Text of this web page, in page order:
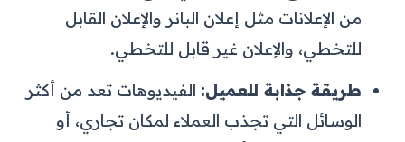
من الإعلانات مثل إعلان البانر والإعلان القابل
للتخطي، والإعلان غير قابل للتخطي.
طريقة جذابة للعميل: الفيديوهات تعد من أكثر
الوسائل التي تجذب العملاء لمكان تجاري، أو